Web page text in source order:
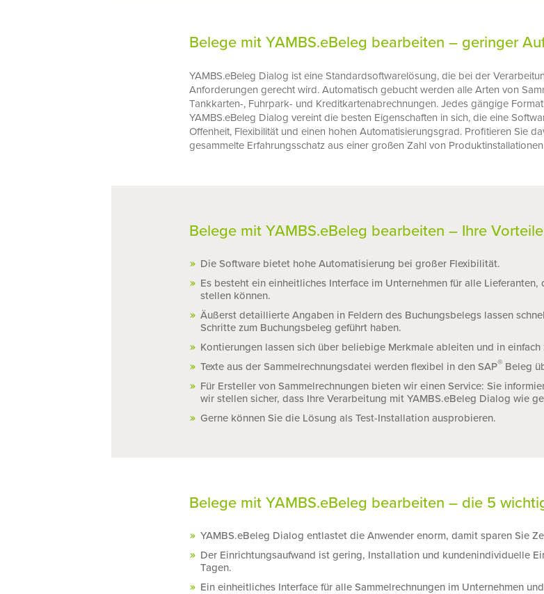
Belege mit YAMBS.eBeleg bearbeiten – geringer
YAMBS.eBeleg Dialog ist eine Standardsoftwarelösung, die bei der
Anforderungen gerecht wird. Automatisch gebucht werden alle Arten von
Tankkarten-, Fuhrpark- und Kreditkartenabrechnungen. Jedes gängige
YAMBS.eBeleg Dialog vereint die besten Eigenschaften in sich, die eine
Offenheit, Flexibilität und einen hohen Automatisierungsgrad. Profitieren Sie
gesammelte Erfahrungsschatz aus einer großen Zahl von
Belege mit YAMBS.eBeleg bearbeiten – Ihre
Die Software bietet hohe Automatisierung bei großer Flexibilität.
Es besteht ein einheitliches Interface im Unternehmen für alle Lieferanten,
stellen können.
Äußerst detaillierte Angaben in Feldern des Buchungsbelegs lassen
Schritte zum Buchungsbeleg geführt haben.
Kontierungen lassen sich über beliebige Merkmale ableiten und in
Texte aus der Sammelrechnungsdatei werden flexibel in den SAP® Beleg
Für Ersteller von Sammelrechnungen bieten wir einen Service: Sie
wir stellen sicher, dass Ihre Verarbeitung mit YAMBS.eBeleg Dialog wie
Gerne können Sie die Lösung als Test-Installation ausprobieren.
Belege mit YAMBS.eBeleg bearbeiten – die 5
YAMBS.eBeleg Dialog entlastet die Anwender enorm, damit sparen Sie
Der Einrichtungsaufwand ist gering, Installation und kundenindividuelle
Tagen.
Ein einheitliches Interface für alle Sammelrechnungen im Unternehmen